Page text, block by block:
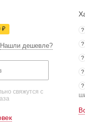
₽
Нашли дешевле?
свяжутся с
?
?
?
?
?